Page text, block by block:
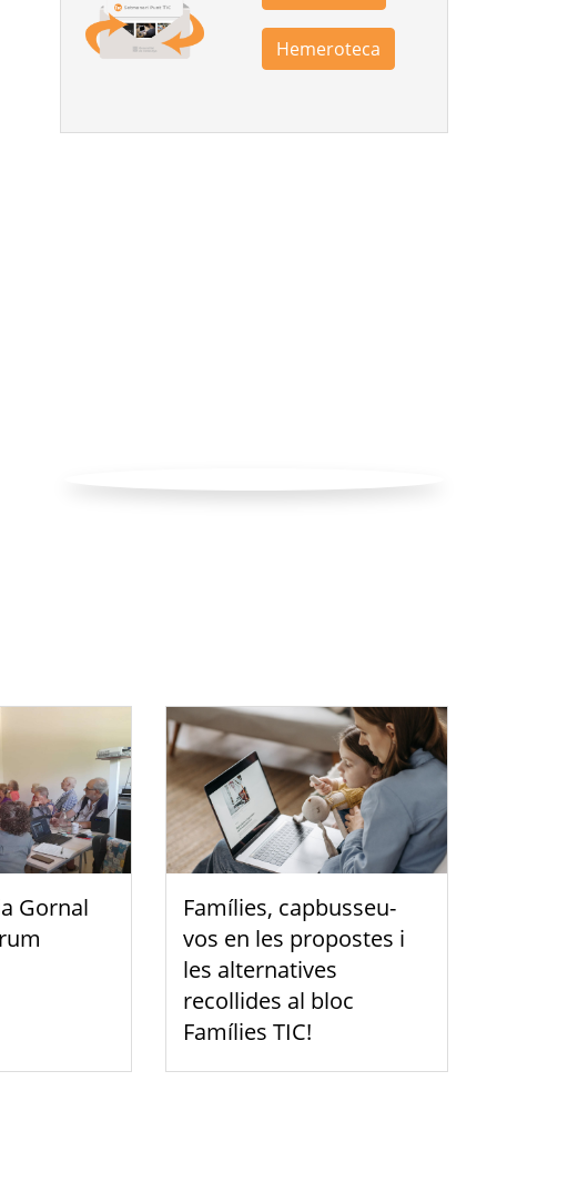
Hemeroteca
Gornal
Famílies, capbusseu-
vos en les propostes i
les alternatives
recollides al bloc
Famílies TIC!